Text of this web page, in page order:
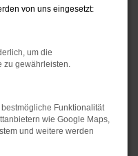
– Ihre erste
für Freising und
ist stolz darauf,
an VW-Modellen zu
in Sachen Qualität und
Ihr
um erstklassige
über unsere
Autohaus Stiglmayr
ist.
von uns eingesetzt:
um die
zu gewährleisten.
Funktionalität
wie Google Maps,
und weitere werden